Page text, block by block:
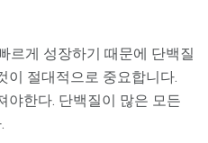
르게 성장하기 때문에 단백질
이 절대적으로 중요합니다.
야한다. 단백질이 많은 모든